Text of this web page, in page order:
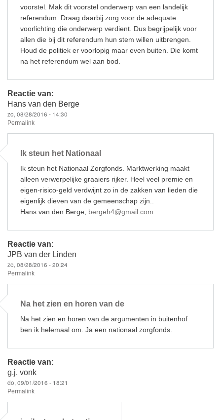
voorstel. Mak dit voorstel onderwerp van een landelijk
referendum. Draag daarbij zorg voor de adequate
voorlichting die onderwerp verdient. Dus begrijpelijk voor
allen die bij dit referendum hun stem willen uitbrengen.
Houd de politiek er voorlopig maar even buiten. Die komt
na het referendum wel aan bod.
Reactie van:
Hans van den Berge
zo, 08/28/2016 - 14:30
Permalink
Ik steun het Nationaal
Ik steun het Nationaal Zorgfonds. Marktwerking maakt
alleen verwerpelijke graaiers rijker. Heel veel premie en
eigen-risico-geld verdwijnt zo in de zakken van lieden die
eigenlijk dieven van de gemeenschap zijn..
Hans van den Berge, bergeh4@gmail.com
Reactie van:
JPB van der Linden
zo, 08/28/2016 - 20:24
Permalink
Na het zien en horen van de
Na het zien en horen van de argumenten in buitenhof
ben ik helemaal om. Ja een nationaal zorgfonds.
Reactie van:
g.j. vonk
do, 09/01/2016 - 18:21
Permalink